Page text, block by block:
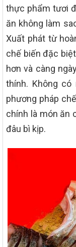
thực phẩm tươi
ăn không làm
Xuất phát từ
chế biến đặc
hơn và càng
thính. Không
phương pháp
chính là món ăn
đâu bì kịp.